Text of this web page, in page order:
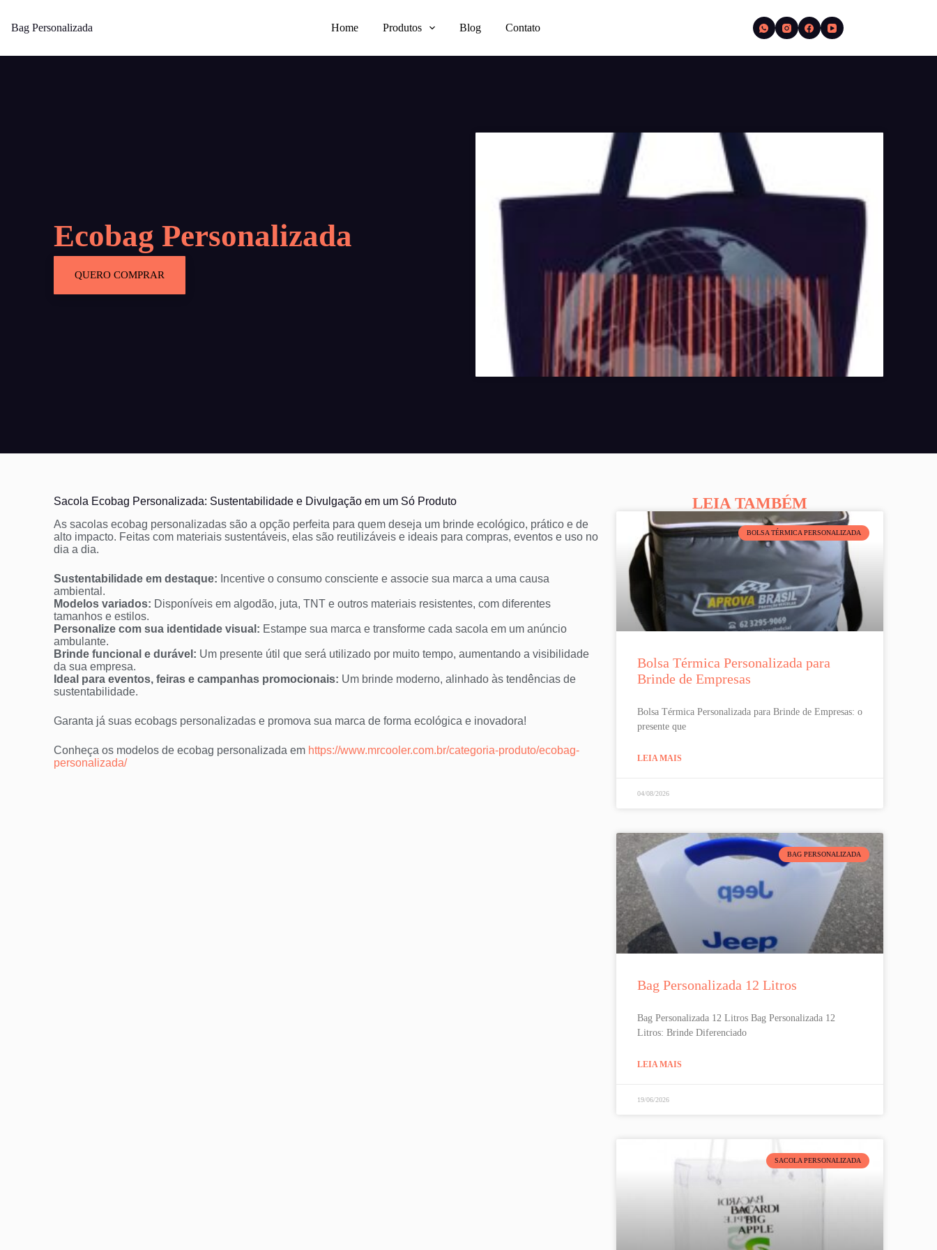
Bag Personalizada Home Produtos Blog Contato
Ecobag Personalizada
QUERO COMPRAR
Sacola Ecobag Personalizada: Sustentabilidade e Divulgação em um Só Produto
As sacolas ecobag personalizadas são a opção perfeita para quem deseja um brinde ecológico, prático e de
alto impacto. Feitas com materiais sustentáveis, elas são reutilizáveis e ideais para compras, eventos e uso no
dia a dia.
Sustentabilidade em destaque: Incentive o consumo consciente e associe sua marca a uma causa
ambiental.
Modelos variados: Disponíveis em algodão, juta, TNT e outros materiais resistentes, com diferentes
tamanhos e estilos.
Personalize com sua identidade visual: Estampe sua marca e transforme cada sacola em um anúncio
ambulante.
Brinde funcional e durável: Um presente útil que será utilizado por muito tempo, aumentando a visibilidade
da sua empresa.
Ideal para eventos, feiras e campanhas promocionais: Um brinde moderno, alinhado às tendências de
sustentabilidade.
Garanta já suas ecobags personalizadas e promova sua marca de forma ecológica e inovadora!
Conheça os modelos de ecobag personalizada em https://www.mrcooler.com.br/categoria-produto/ecobag-
personalizada/
LEIA TAMBÉM
BOLSA TÉRMICA PERSONALIZADA
Bolsa Térmica Personalizada para
Brinde de Empresas
Bolsa Térmica Personalizada para Brinde de Empresas: o
presente que
LEIA MAIS
04/08/2026
BAG PERSONALIZADA
Bag Personalizada 12 Litros
Bag Personalizada 12 Litros Bag Personalizada 12
Litros: Brinde Diferenciado
LEIA MAIS
19/06/2026
SACOLA PERSONALIZADA